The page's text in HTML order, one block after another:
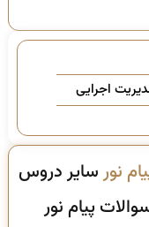
اجرایی
نورسایر دروس
پیام نور